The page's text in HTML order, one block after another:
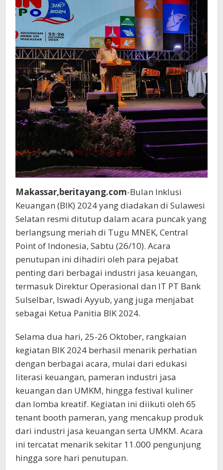
Makassar,beritayang.com-Bulan Inklusi
Keuangan (BIK) 2024 yang diadakan di Sulawesi
Selatan resmi ditutup dalam acara puncak yang
berlangsung meriah di Tugu MNEK, Central
Point of Indonesia, Sabtu (26/10). Acara
penutupan ini dihadiri oleh para pejabat
penting dari berbagai industri jasa keuangan,
termasuk Direktur Operasional dan IT PT Bank
Sulselbar, Iswadi Ayyub, yang juga menjabat
sebagai Ketua Panitia BIK 2024.
Selama dua hari, 25-26 Oktober, rangkaian
kegiatan BIK 2024 berhasil menarik perhatian
dengan berbagai acara, mulai dari edukasi
literasi keuangan, pameran industri jasa
keuangan dan UMKM, hingga festival kuliner
dan lomba kreatif. Kegiatan ini diikuti oleh 65
tenant booth pameran, yang mencakup produk
dari industri jasa keuangan serta UMKM. Acara
ini tercatat menarik sekitar 11.000 pengunjung
hingga sore hari penutupan.